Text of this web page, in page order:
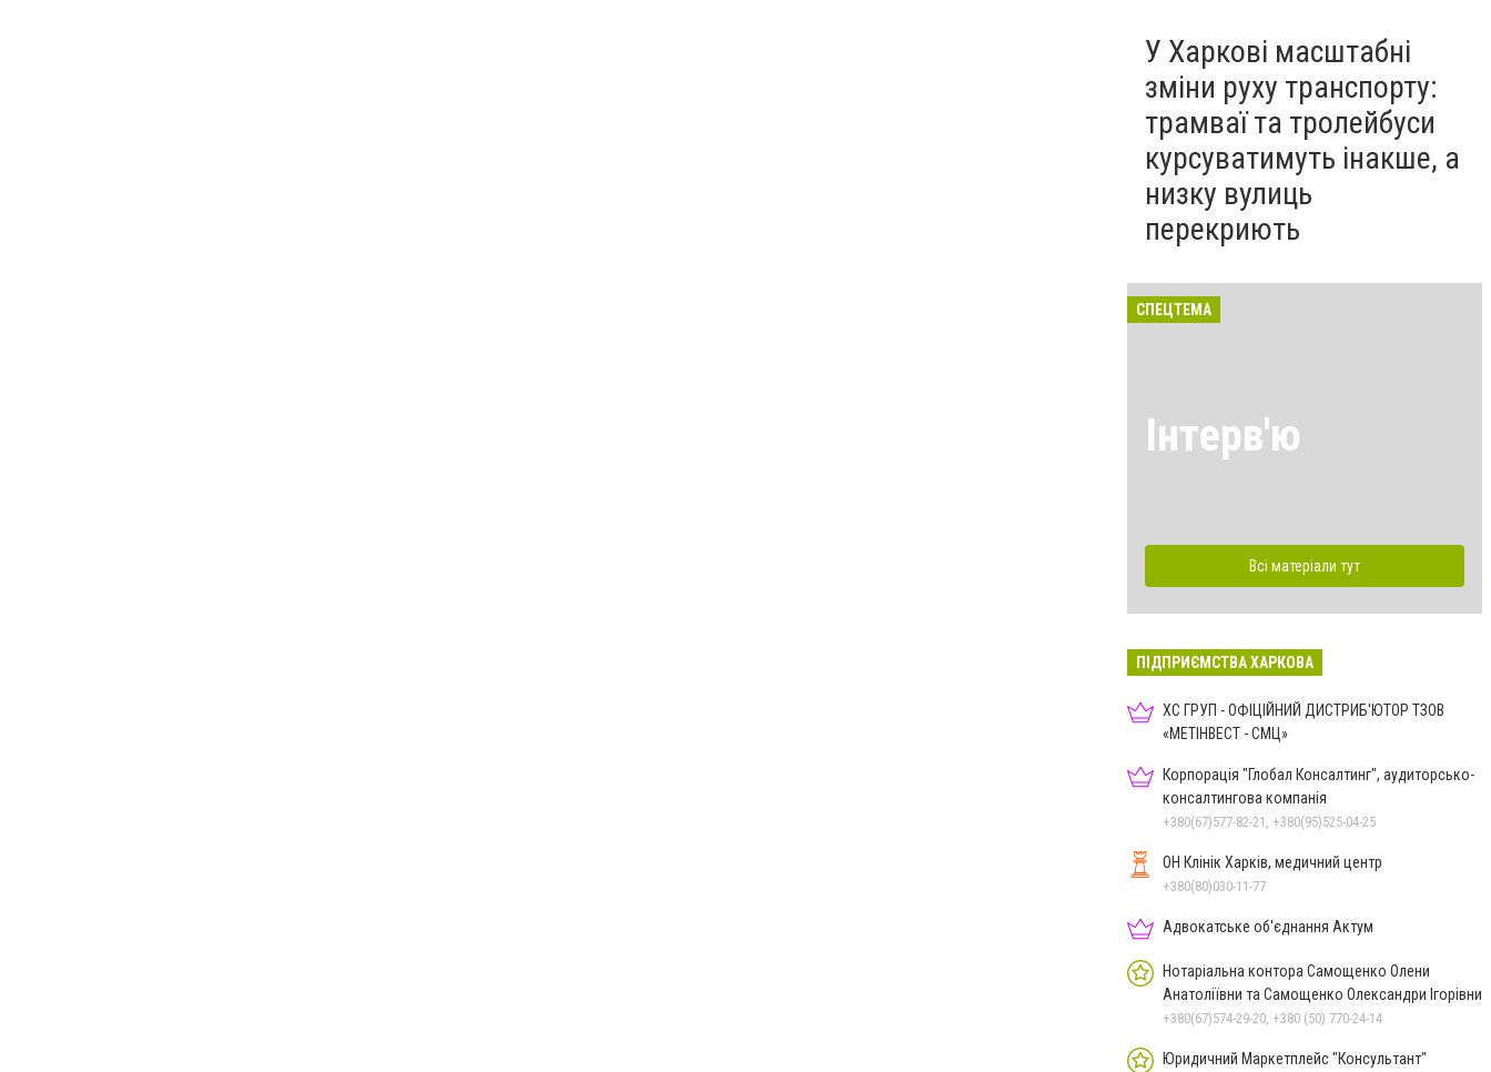
У Харкові масштабні
зміни руху транспорту:
трамваї та тролейбуси
курсуватимуть інакше, а
низку вулиць
перекриють
СПЕЦТЕМА
Інтерв'ю
Всі матеріали тут
ПІДПРИЄМСТВА ХАРКОВА
ХС ГРУП - ОФІЦІЙНИЙ ДИСТРИБ'ЮТОР ТЗОВ
«МЕТІНВЕСТ - СМЦ»
Корпорація "Глобал Консалтинг", аудиторсько-
консалтингова компанія
+380(67)577-82-21, +380(95)525-04-25
ОН Клінік Харків, медичний центр
+380(80)030-11-77
Адвокатське об'єднання Актум
Нотаріальна контора Самощенко Олени
Анатоліївни та Самощенко Олександри Ігорівни
+380(67)574-29-20, +380 (50) 770-24-14
Юридичний Маркетплейс "Консультант"